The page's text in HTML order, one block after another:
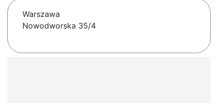
Warszawa
Nowodworska 35/4